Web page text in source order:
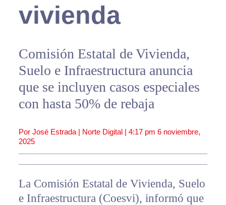
vivienda
Comisión Estatal de Vivienda,
Suelo e Infraestructura anuncia
que se incluyen casos especiales
con hasta 50% de rebaja
Por José Estrada | Norte Digital | 4:17 pm 6 noviembre,
2025
La Comisión Estatal de Vivienda, Suelo
e Infraestructura (Coesvi), informó que